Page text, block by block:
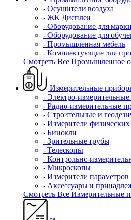
- Осушители воздуха
- ЖК Дисплеи
- Оборудование для
- Оборудование для
- Промышленная мебель
- Комплектующие для
Смотреть Все Промышленное
Измерительные
- Электро-
- Радио-измерительные
- Строительные и
- Измерители
- Бинокли
- Зрительные трубы
- Телескопы
- Контрольно-
- Микроскопы
- Измерители
- Аксессуары и
Смотреть Все Измерительные